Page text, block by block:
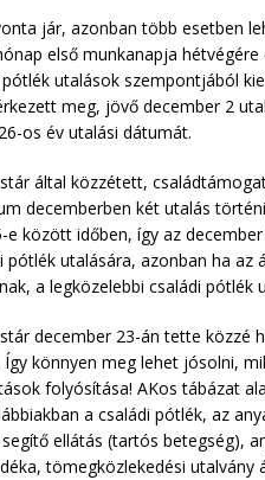
jár, azonban több esetben
első munkanapja
utalások szempontjából
meg, jövő december 2
os év utalási dátumát.
által közzétett,
decemberben két utalás
e között időben, így az
pótlék utalására, azonban ha
a legközelebbi családi pótlék
december 23-án tette közzé
könnyen meg lehet jósolni,
folyósítása! AKos tábázat
a családi pótlék, az
ellátás (tartós betegség),
tömegközlekedési